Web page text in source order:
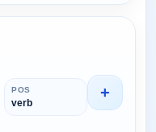
POS
verb
+